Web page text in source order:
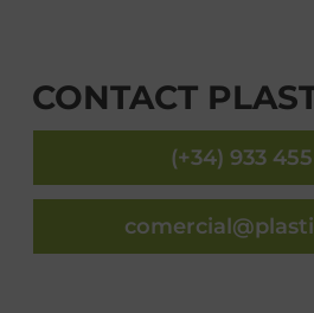
CONTACT
(+34) 933